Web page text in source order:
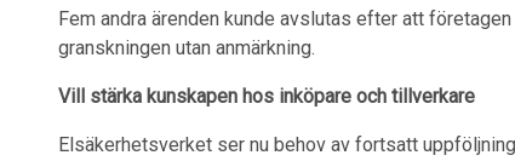
Fem andra ärenden kunde avslutas efter att
granskningen utan anmärkning.
Vill stärka kunskapen hos inköpare och tillverkare
Elsäkerhetsverket ser nu behov av fortsatt